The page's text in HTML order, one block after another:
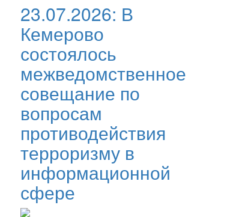
23.07.2026: В
Кемерово
состоялось
межведомственное
совещание по
вопросам
противодействия
терроризму в
информационной
сфере